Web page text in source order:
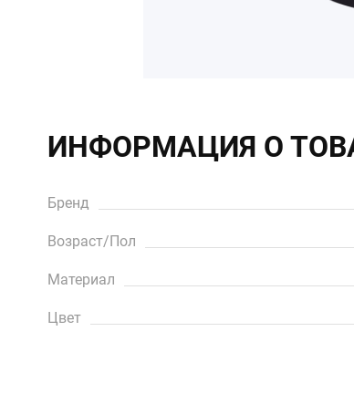
ИНФОРМАЦИЯ О
Бренд
Возраст/Пол
Материал
Цвет